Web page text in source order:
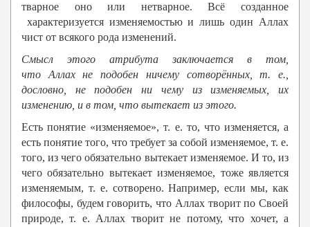
тварное оно или нетварное. Всё созданное
характеризуется изменяемостью и лишь один Аллах
чист от всякого рода изменений.
Смысл этого атрибута заключается в том,
что Аллахне подобен ничему сотворённых, т. е.,
дословно, не подобен ни чему из изменяемых, их
изменению, и в том, что вытекает из этого.
Есть понятие «изменяемое», т. е. то, что изменяется, а
есть понятие того, что требует за собой изменяемое, т. е.
того, из чего обязательно вытекает изменяемое. И то, из
чего обязательно вытекает изменяемое, тоже является
изменяемым, т. е. сотворено. Например, если мы, как
философы, будем говорить, что Аллах творит по Своей
природе, т. е. Аллах творит не потому, что хочет, а